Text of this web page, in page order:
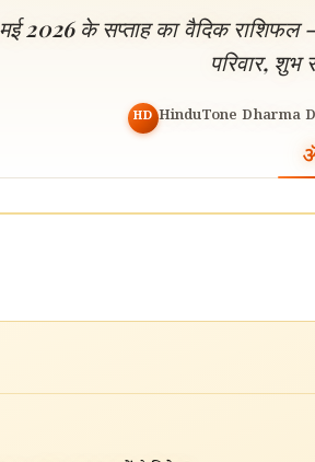
2026 के सप्ताह का वैदिक राशिफल
परिवार,
HD HinduTone Dharma